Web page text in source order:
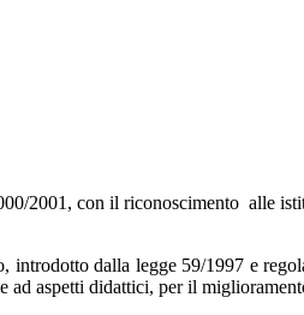
2001, con il riconoscimento alle
dalla legge 59/1997 e
ad aspetti didattici, per il